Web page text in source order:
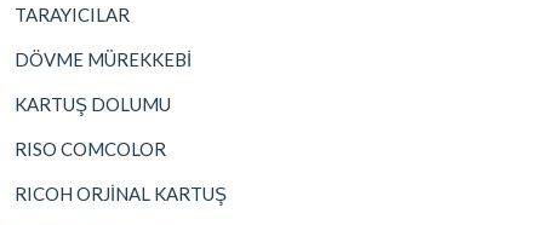
TARAYICILAR
DÖVME MÜREKKEBİ
KARTUŞ DOLUMU
RISO COMCOLOR
RICOH ORJİNAL KARTUŞ